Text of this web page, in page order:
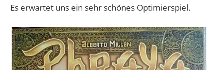
Es erwartet uns ein sehr schönes Optimierspiel.